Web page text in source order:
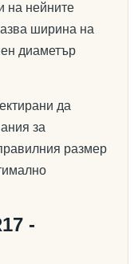
на нейните
ширина на
диаметър
да
за
размер
-